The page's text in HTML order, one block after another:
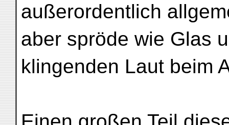
außerordentlich
aber spröde wie Glas
klingenden Laut beim